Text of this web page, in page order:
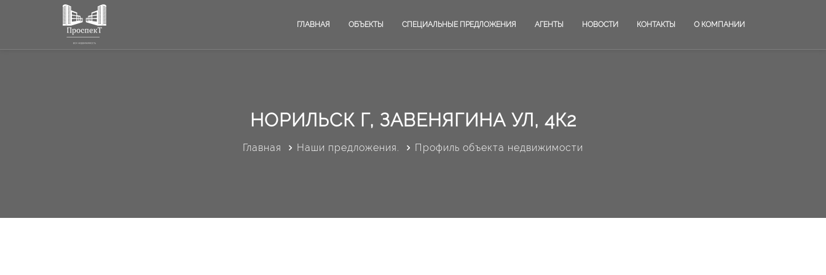
ГЛАВНАЯ ОБЪЕКТЫ СПЕЦИАЛЬНЫЕ ПРЕДЛОЖЕНИЯ АГЕНТЫ НОВОСТИ КОНТАКТЫ О КОМПАНИИ
НОРИЛЬСК Г, ЗАВЕНЯГИНА УЛ, 4К2
Главная Наши предложения. Профиль объекта недвижимости